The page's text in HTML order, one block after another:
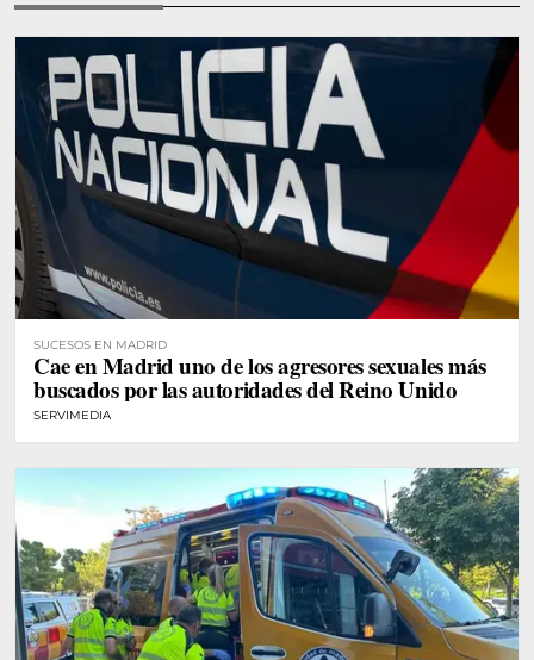
SUCESOS EN MADRID
Cae en Madrid uno de los agresores sexuales más
buscados por las autoridades del Reino Unido
SERVIMEDIA